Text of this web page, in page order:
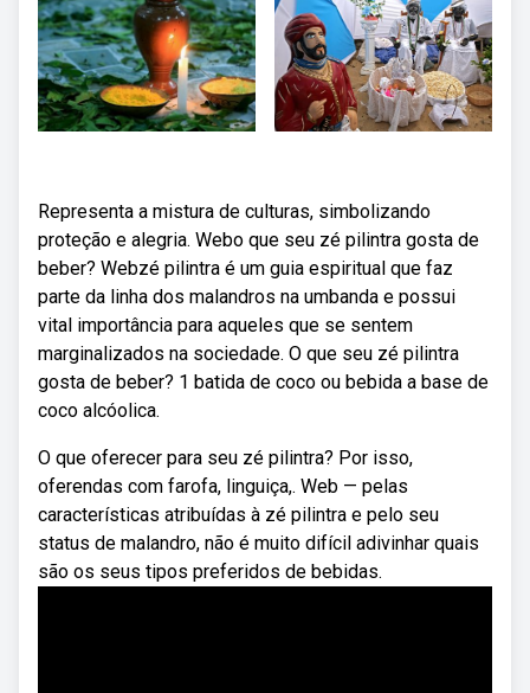
Representa a mistura de culturas, simbolizando
proteção e alegria. Webo que seu zé pilintra gosta de
beber? Webzé pilintra é um guia espiritual que faz
parte da linha dos malandros na umbanda e possui
vital importância para aqueles que se sentem
marginalizados na sociedade. O que seu zé pilintra
gosta de beber? 1 batida de coco ou bebida a base de
coco alcóolica.
O que oferecer para seu zé pilintra? Por isso,
oferendas com farofa, linguiça,. Web — pelas
características atribuídas à zé pilintra e pelo seu
status de malandro, não é muito difícil adivinhar quais
são os seus tipos preferidos de bebidas.